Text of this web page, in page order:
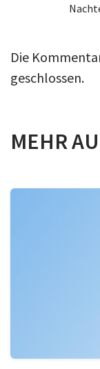
Die
geschlossen.
MEHR